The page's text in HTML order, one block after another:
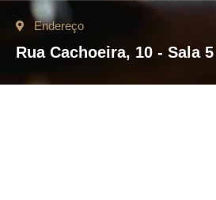
Endereço
Rua Cachoeira, 10 - Sala